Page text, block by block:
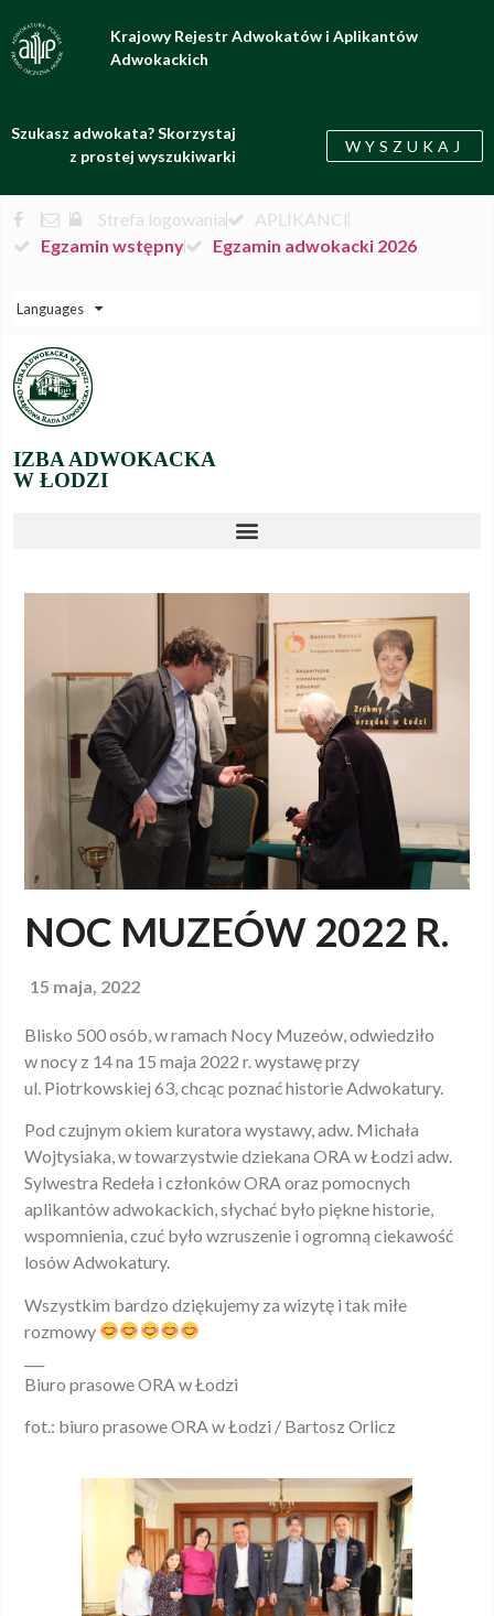
Krajowy Rejestr Adwokatów i Aplikantów
Adwokackich
Szukasz adwokata? Skorzystaj
z prostej wyszukiwarki
WYSZUKAJ
Strefa logowania
APLIKANCI
Egzamin wstępny
Egzamin adwokacki 2026
Languages
IZBA ADWOKACKA
W ŁODZI
NOC MUZEÓW 2022 R.
15 maja, 2022
Blisko 500 osób, w ramach Nocy Muzeów, odwiedziło
w nocy z 14 na 15 maja 2022 r. wystawę przy
ul. Piotrkowskiej 63, chcąc poznać historie Adwokatury.
Pod czujnym okiem kuratora wystawy, adw. Michała
Wojtysiaka, w towarzystwie dziekana ORA w Łodzi adw.
Sylwestra Redeła i członków ORA oraz pomocnych
aplikantów adwokackich, słychać było piękne historie,
wspomnienia, czuć było wzruszenie i ogromną ciekawość
losów Adwokatury.
Wszystkim bardzo dziękujemy za wizytę i tak miłe
rozmowy
Biuro prasowe ORA w Łodzi
fot.: biuro prasowe ORA w Łodzi / Bartosz Orlicz